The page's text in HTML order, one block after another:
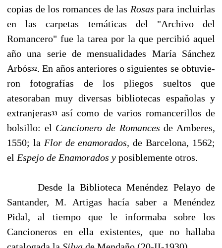
copias de los romances de las Rosaspara incluirlas
en las carpetas temáticas del "Archivo del
Romancero" fue la tarea por la que percibió aquel
año una serie de mensualidades María Sánchez
Arbós32. En años anteriores o siguientes se obtuvie­
ron fotografías de los pliegos sueltos que
atesoraban muy diversas bibliotecas españolas y
extranjeras33
así como de varios romancerillos de
bolsillo: el Cancionero de Romancesde Amberes,
1550; la Flor de enamorados,de Barcelona, 1562;
el Espejo de Enamorados y posiblemente otros.
Desde la Biblioteca Menéndez Pelayo de
Santander, M. Artigas hacía saber a Menéndez
Pidal, al tiempo que le informaba sobre los
Cancioneros en ella existentes, que no hallaba